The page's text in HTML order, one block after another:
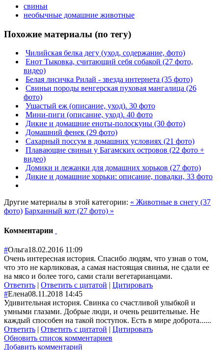
свиньи
необычные домашние животные
Похожие материалы (по тегу)
Чилийская белка дегу (уход, содержание, фото)
Енот Тыковка, считающий себя собакой (27 фото,
видео)
Белая лисичка Рилай - звезда интернета (35 фото)
Свиньи породы венгерская пуховая мангалица (26
фото)
Ушастый еж (описание, уход). 30 фото
Мини-пиги (описание, уход). 40 фото
Дикие и домашние еноты-полоскуны (30 фото)
Домашний фенек (29 фото)
Сахарный поссум в домашних условиях (21 фото)
Плавающие свиньи у Багамских островов (22 фото +
видео)
Домики и лежанки для домашних хорьков (27 фото)
Дикие и домашние хорьки: описание, повадки, 33 фото
Другие материалы в этой категории: « Животные в снегу (37
фото) Барханный кот (27 фото) »
Комментарии
#Ольга18.02.2016 11:09
Очень интересная история. Спасибо людям, что узнав о том,
что это не карликовая, а самая настоящая свинья, не сдали ее
на мясо и более того, сами стали вегетарианцами.
Ответить | Ответить с цитатой | Цитировать
#Елена08.11.2018 14:45
Удивительная история. Свинка со счастливой улыбкой и
умными глазами. Добрые люди, и очень решительные. Не
каждый способен на такой поступок. Есть в мире доброта......
Ответить | Ответить с цитатой | Цитировать
Обновить список комментариев
Добавить комментарий